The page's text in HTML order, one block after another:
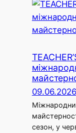
09.06.2026
сезон, у